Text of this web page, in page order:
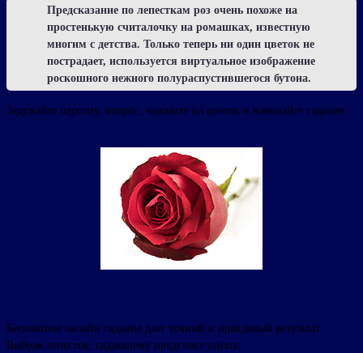
Предсказание по лепесткам роз очень похоже на
простенькую считалочку на ромашках, известную
многим с детства. Только теперь ни один цветок не
пострадает, используется виртуальное изображение
роскошного нежного полураспустившегося бутона.
Задумайте персону, вопрос, нажмите на цветок и начинайте гадание.
Бесплатное онлайн гадание дает точный и правдивый результат.
Выбрав лепесток, гадающему предстоит узнать: